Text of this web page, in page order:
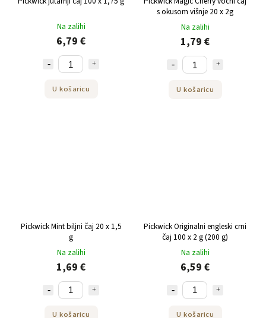
Na zalihi
6,79 €
U košaricu
s okusom višnje 20 x 2g
Na zalihi
1,79 €
U košaricu
Pickwick Mint biljni čaj 20 x 1,5
g
Na zalihi
1,69 €
U košaricu
Pickwick Originalni engleski crni
čaj 100 x 2 g (200 g)
Na zalihi
6,59 €
U košaricu